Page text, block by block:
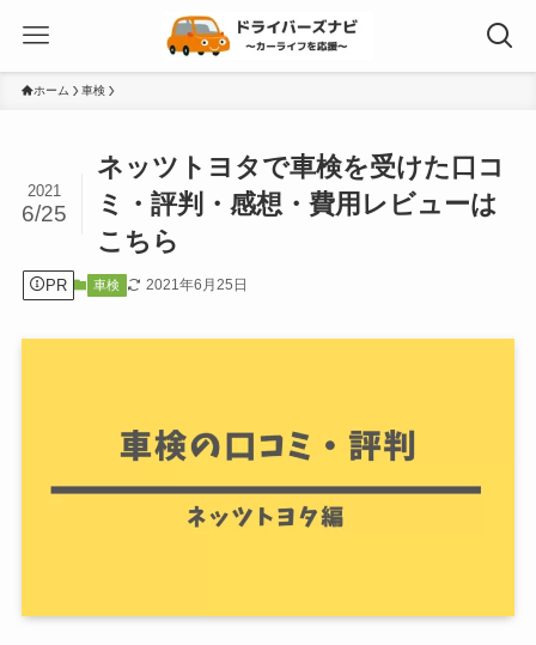
ホーム 車検
ネッツトヨタで車検を受けた口コ
ミ・評判・感想・費用レビューは
こちら
2021
6/25
PR 車検 2021年6月25日